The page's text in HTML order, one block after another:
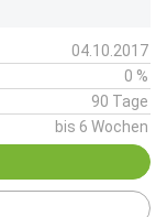
04.10.2017
0 %
90 Tage
bis 6 Wochen